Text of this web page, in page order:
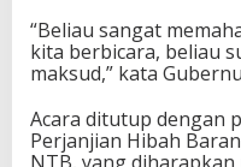
“Beliau sangat
kita berbicara, beliau
maksud,” kata
Acara ditutup dengan
Perjanjian Hibah